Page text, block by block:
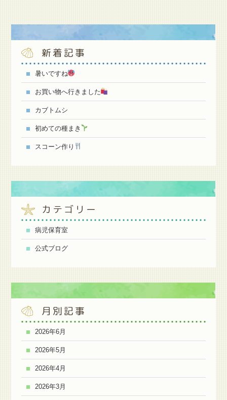
新着記事
暑いですね
お買い物へ行きました
カブトムシ
初めての種まき
スコーン作り
カテゴリー
病児保育室
公式ブログ
月別記事
2026年6月
2026年5月
2026年4月
2026年3月